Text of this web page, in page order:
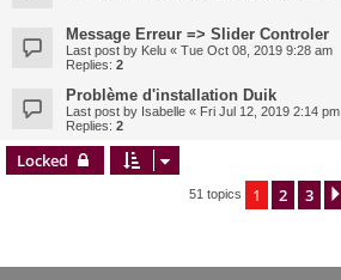
Message Erreur => Slider Controler
Last post by Kelu « Tue Oct 08, 2019 9:28 am
Replies: 2
Problème d'installation Duik
Last post by Isabelle « Fri Jul 12, 2019 2:14 pm
Replies: 2
Locked
51 topics 1 2 3